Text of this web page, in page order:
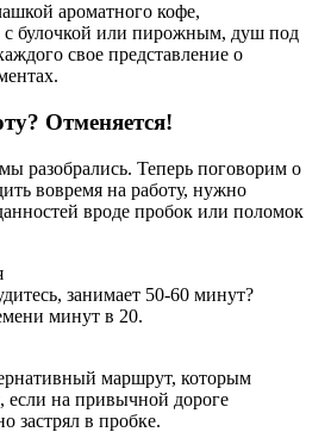
ароматного кофе,
булочкой или пирожным, душ под
свое представление о
Отменяется!
разобрались. Теперь поговорим о
вовремя на работу, нужно
вроде пробок или поломок
занимает 50-60 минут?
минут в 20.
маршрут, которым
если на привычной дороге
застрял в пробке.